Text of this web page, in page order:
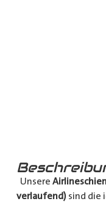
Unsere
verlaufend)sind die